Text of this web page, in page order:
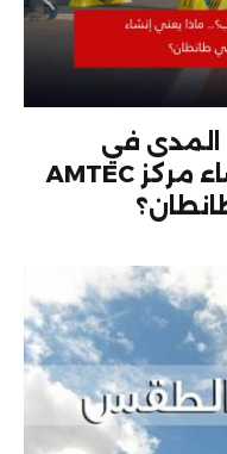
المدى في
المغرب؟.. ماذا يعني إنشاء مركز AMTEC